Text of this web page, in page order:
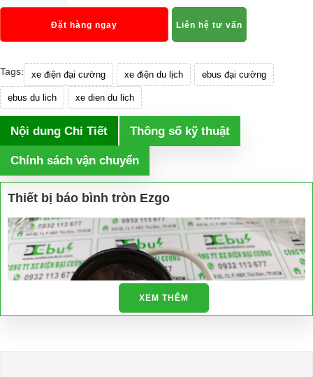
Đặt hàng ngay Liên hệ tư vấn
Tags: xe điện đại cường xe điện du lịch ebus đại cường
ebus du lich xe dien du lich
Nội dung Chi Tiết Thông số kỹ thuật
Chính sách vận chuyển
Thiết bị báo bình tròn Ezgo
XEM THÊM